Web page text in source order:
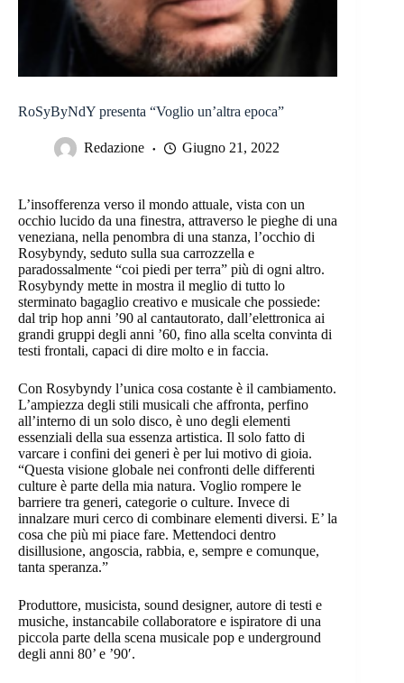
RoSyByNdY presenta “Voglio un’altra epoca”
Redazione Giugno 21, 2022
L’insofferenza verso il mondo attuale, vista con un
occhio lucido da una finestra, attraverso le pieghe di una
veneziana, nella penombra di una stanza, l’occhio di
Rosybyndy, seduto sulla sua carrozzella e
paradossalmente “coi piedi per terra” più di ogni altro.
Rosybyndy mette in mostra il meglio di tutto lo
sterminato bagaglio creativo e musicale che possiede:
dal trip hop anni ’90 al cantautorato, dall’elettronica ai
grandi gruppi degli anni ’60, fino alla scelta convinta di
testi frontali, capaci di dire molto e in faccia.
Con Rosybyndy l’unica cosa costante è il cambiamento.
L’ampiezza degli stili musicali che affronta, perfino
all’interno di un solo disco, è uno degli elementi
essenziali della sua essenza artistica. Il solo fatto di
varcare i confini dei generi è per lui motivo di gioia.
“Questa visione globale nei confronti delle differenti
culture è parte della mia natura. Voglio rompere le
barriere tra generi, categorie o culture. Invece di
innalzare muri cerco di combinare elementi diversi. E’ la
cosa che più mi piace fare. Mettendoci dentro
disillusione, angoscia, rabbia, e, sempre e comunque,
tanta speranza.”
Produttore, musicista, sound designer, autore di testi e
musiche, instancabile collaboratore e ispiratore di una
piccola parte della scena musicale pop e underground
degli anni 80’ e ’90′.